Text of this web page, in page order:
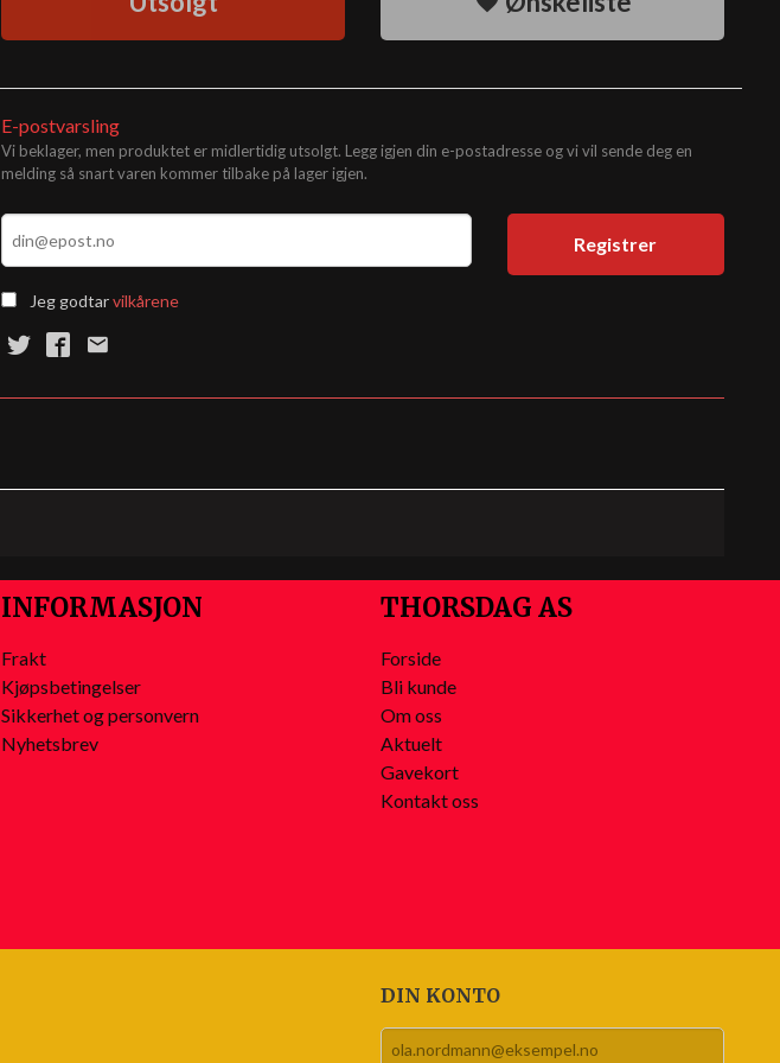
E-postvarsling
Vi beklager, men produktet er midlertidig utsolgt. Legg igjen din e-postadresse og vi vil sende deg en
melding så snart varen kommer tilbake på lager igjen.
Jeg godtarvilkårene
Registrer
INFORMASJON
Frakt
Kjøpsbetingelser
Sikkerhet og personvern
Nyhetsbrev
THORSDAG AS
Forside
Bli kunde
Om oss
Aktuelt
Gavekort
Kontakt oss
DIN KONTO